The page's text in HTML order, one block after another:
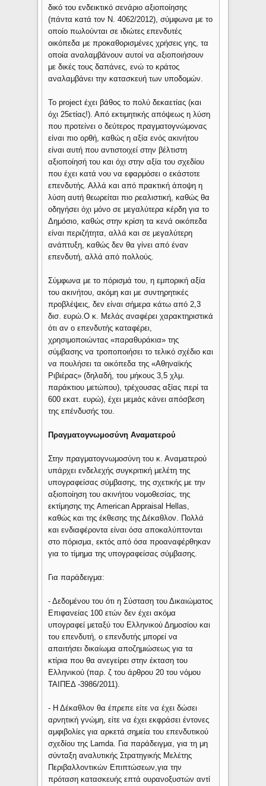
δικό του ενδεικτικό σενάριο αξιοποίησης
(πάντα κατά τον Ν. 4062/2012), σύμφωνα με το
οποίο πωλούνται σε ιδιώτες επενδυτές
οικόπεδα με προκαθορισμένες χρήσεις γης, τα
οποία αναλαμβάνουν αυτοί να αξιοποιήσουν
με δικές τους δαπάνες, ενώ το κράτος
αναλαμβάνει την κατασκευή των υποδομών.
Το project έχει βάθος το πολύ δεκαετίας (και
όχι 25ετίας!). Από εκτιμητικής απόψεως η λύση
που προτείνει ο δεύτερος πραγματογνώμονας
είναι πιο ορθή, καθώς η αξία ενός ακινήτου
είναι αυτή που αντιστοιχεί στην βέλτιστη
αξιοποίησή του και όχι στην αξία του σχεδίου
που έχει κατά νου να εφαρμόσει ο εκάστοτε
επενδυτής. Αλλά και από πρακτική άποψη η
λύση αυτή θεωρείται πιο ρεαλιστική, καθώς θα
οδηγήσει όχι μόνο σε μεγαλύτερα κέρδη για το
Δημόσιο, καθώς στην κρίση τα κενά οικόπεδα
είναι περιζήτητα, αλλά και σε μεγαλύτερη
ανάπτυξη, καθώς δεν θα γίνει από έναν
επενδυτή, αλλά από πολλούς.
Σύμφωνα με το πόρισμά του, η εμπορική αξία
του ακινήτου, ακόμη και με συντηρητικές
προβλέψεις, δεν είναι σήμερα κάτω από 2,3
δισ. ευρώ.Ο κ. Μελάς αναφέρει χαρακτηριστικά
ότι αν ο επενδυτής καταφέρει,
χρησιμοποιώντας «παραθυράκια» της
σύμβασης να τροποποιήσει το τελικό σχέδιο και
να πουλήσει τα οικόπεδα της «Αθηναϊκής
Ριβιέρας» (δηλαδή, του μήκους 3,5 χλμ.
παράκτιου μετώπου), τρέχουσας αξίας περί τα
600 εκατ. ευρώ), έχει μεμιάς κάνει απόσβεση
της επένδυσής του.
Πραγματογνωμοσύνη Αναματερού
Στην πραγματογνωμοσύνη του κ. Αναματερού
υπάρχει ενδελεχής συγκριτική μελέτη της
υπογραφείσας σύμβασης, της σχετικής με την
αξιοποίηση του ακινήτου νομοθεσίας, της
εκτίμησης της American Appraisal Hellas,
καθώς και της έκθεσης της Δέκαθλον. Πολλά
και ενδιαφέροντα είναι όσα αποκαλύπτονται
στο πόρισμα, εκτός από όσα προαναφέρθηκαν
για το τίμημα της υπογραφείσας σύμβασης.
Για παράδειγμα:
- Δεδομένου του ότι η Σύσταση του Δικαιώματος
Επιφανείας 100 ετών δεν έχει ακόμα
υπογραφεί μεταξύ του Ελληνικού Δημοσίου και
του επενδυτή, ο επενδυτής μπορεί να
απαιτήσει δικαίωμα αποζημιώσεως για τα
κτίρια που θα ανεγείρει στην έκταση του
Ελληνικού (παρ. ζ του άρθρου 20 του νόμου
ΤΑΙΠΕΔ -3986/2011).
- Η Δέκαθλον θα έπρεπε είτε να έχει δώσει
αρνητική γνώμη, είτε να έχει εκφράσει έντονες
αμφιβολίες για αρκετά σημεία του επενδυτικού
σχεδίου της Lamda. Για παράδειγμα, για τη μη
σύνταξη αναλυτικής Στρατηγικής Μελέτης
Περιβαλλοντικών Επιπτώσεων,για την
πρόταση κατασκευής επτά ουρανοξυστών αντί